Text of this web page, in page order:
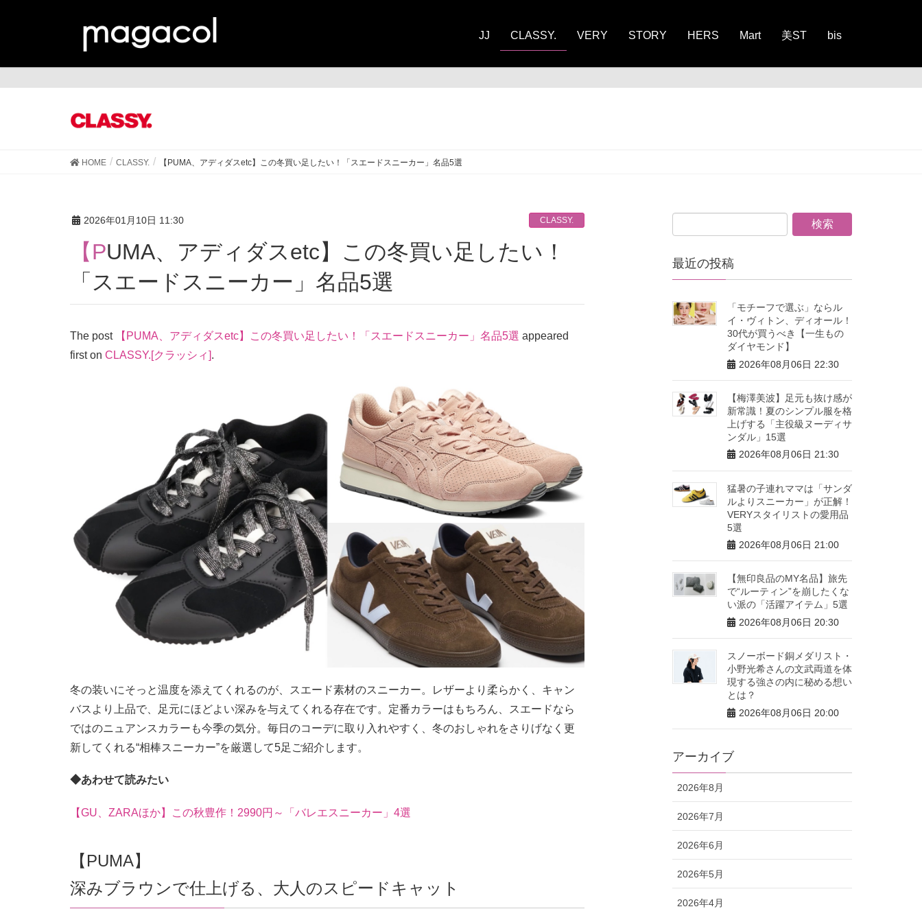
JJ CLASSY. VERY STORY HERS Mart 美ST bis
HOME CLASSY. 【PUMA、アディダスetc】この冬買い足したい！「スエードスニーカー」名品5選
2026年01月10日 11:30 CLASSY.
【PUMA、アディダスetc】この冬買い足したい！
「スエードスニーカー」名品5選
The post 【PUMA、アディダスetc】この冬買い足したい！「スエードスニーカー」名品5選 appeared
first on CLASSY.[クラッシィ].
冬の装いにそっと温度を添えてくれるのが、スエード素材のスニーカー。レザーより柔らかく、キャン
バスより上品で、足元にほどよい深みを与えてくれる存在です。定番カラーはもちろん、スエードなら
ではのニュアンスカラーも今季の気分。毎日のコーデに取り入れやすく、冬のおしゃれをさりげなく更
新してくれる“相棒スニーカー”を厳選して5足ご紹介します。
◆あわせて読みたい
【GU、ZARAほか】この秋豊作！2990円～「バレエスニーカー」4選
【PUMA】
深みブラウンで仕上げる、大人のスピードキャット
最近の投稿
「モチーフで選ぶ」ならル
イ・ヴィトン、ディオール！
30代が買うべき【一生もの
ダイヤモンド】
2026年08月06日 22:30
【梅澤美波】足元も抜け感が
新常識！夏のシンプル服を格
上げする「主役級ヌーディサ
ンダル」15選
2026年08月06日 21:30
猛暑の子連れママは「サンダ
ルよりスニーカー」が正解！
VERYスタイリストの愛用品
5選
2026年08月06日 21:00
【無印良品のMY名品】旅先
で“ルーティン”を崩したくな
い派の「活躍アイテム」5選
2026年08月06日 20:30
スノーボード銅メダリスト・
小野光希さんの文武両道を体
現する強さの内に秘める想い
とは？
2026年08月06日 20:00
アーカイブ
2026年8月
2026年7月
2026年6月
2026年5月
2026年4月